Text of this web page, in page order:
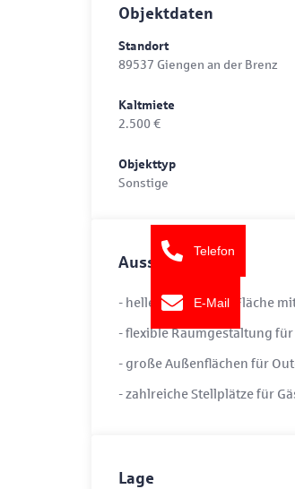
Objektdaten
Standort
89537 Giengen an der Brenz
Kaltmiete
2.500 €
Objekttyp
Sonstige
Ausstattung
- helle, großzügige Fläche
- flexible Raumgestaltung
- große Außenflächen für
- zahlreiche Stellplätze für
Lage
Telefon
E-Mail